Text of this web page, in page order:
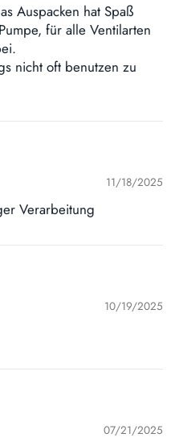
Auspacken hat Spaß
für alle Ventilarten
nicht oft benutzen zu
11/18/2025
Verarbeitung
10/19/2025
07/21/2025